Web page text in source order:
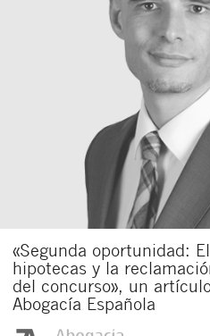
«Segunda oportunidad:
hipotecas y la
del concurso», un
Abogacía Española